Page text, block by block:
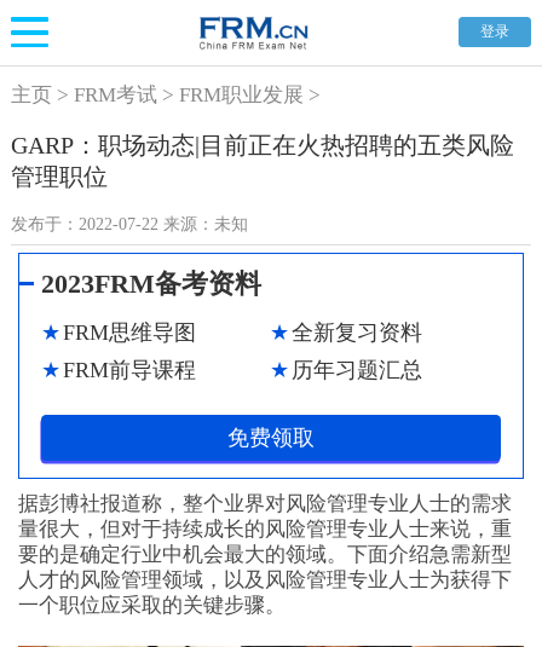
登录
主页> FRM考试 > FRM职业发展 >
GARP：职场动态|目前正在火热招聘的五类风险
管理职位
发布于： 2022-07-22 来源： 未知
2023FRM备考资料
FRM思维导图
全新复习资料
FRM前导课程
历年习题汇总
免费领取
据彭博社报道称，整个业界对风险管理专业人士的需求
量很大，但对于持续成长的风险管理专业人士来说，重
要的是确定行业中机会最大的领域。下面介绍急需新型
人才的风险管理领域，以及风险管理专业人士为获得下
一个职位应采取的关键步骤。